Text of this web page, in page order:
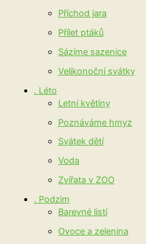
Příchod jara
Přílet ptáků
Sázíme sazenice
Velikonoční svátky
. Léto
Letní květiny
Poznáváme hmyz
Svátek dětí
Voda
Zvířata v ZOO
. Podzim
Barevné listí
Ovoce a zelenina